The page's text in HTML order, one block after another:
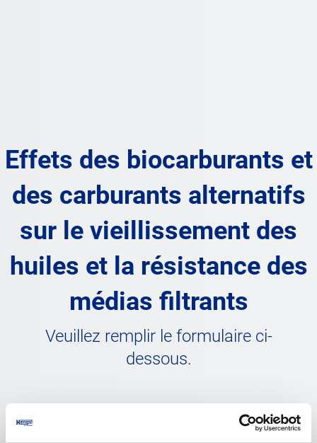
Effets des biocarburants et
des carburants alternatifs
sur le vieillissement des
huiles et la résistance des
médias filtrants
Veuillez remplir le formulaire ci-
dessous.